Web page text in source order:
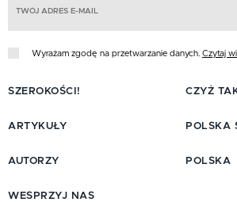
Wyrażam zgodę na przetwarzanie danych. Czytaj
SZEROKOŚCI!
ARTYKUŁY
AUTORZY
CZYŻ
POLSKA
POLSKA
WESPRZYJ NAS